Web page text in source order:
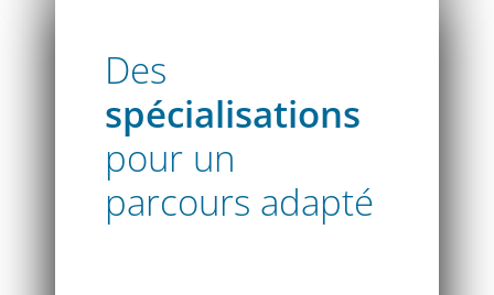
Des
spécialisations
pour un
parcours adapté